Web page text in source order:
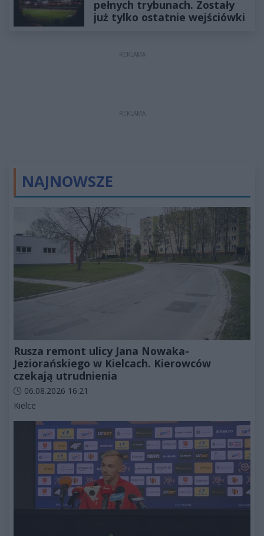
pełnych trybunach. Zostały
już tylko ostatnie wejściówki
REKLAMA
REKLAMA
NAJNOWSZE
Rusza remont ulicy Jana Nowaka-
Jeziorańskiego w Kielcach. Kierowców
czekają utrudnienia
Data dodania artykułu:
06.08.2026 16:21
Kategorie artykułu:
Kielce